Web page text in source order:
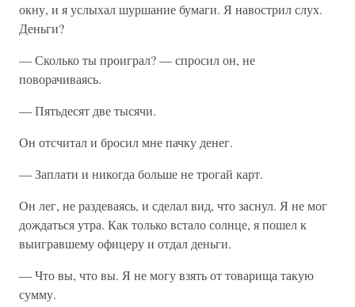
окну, и я услыхал шуршание бумаги. Я навострил слух.
Деньги?
— Сколько ты проиграл? — спросил он, не
поворачиваясь.
— Пятьдесят две тысячи.
Он отсчитал и бросил мне пачку денег.
— Заплати и никогда больше не трогай карт.
Он лег, не раздеваясь, и сделал вид, что заснул. Я не мог
дождаться утра. Как только встало солнце, я пошел к
выигравшему офицеру и отдал деньги.
— Что вы, что вы. Я не могу взять от товарища такую
сумму.